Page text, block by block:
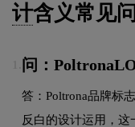
计含义常见
问：
答：Poltrona品牌标
反白的设计运用，